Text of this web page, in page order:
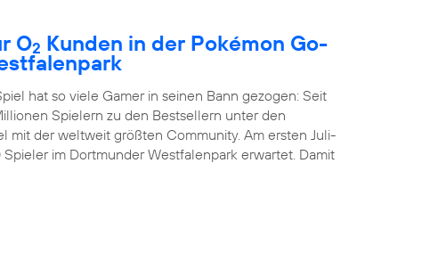
O2 Kunden in der Pokémon Go-
hat so viele Gamer in seinen Bann gezogen: Seit
Spielern zu den Bestsellern unter den
mit der weltweit größten Community. Am ersten Juli-
im Dortmunder Westfalenpark erwartet. Damit